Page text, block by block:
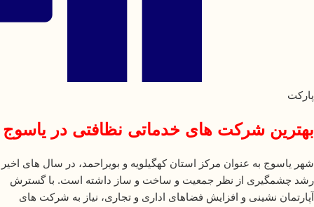
پارکت
بهترین شرکت های خدماتی نظافتی در یاسوج
شهر یاسوج به عنوان مرکز استان کهگیلویه و بویراحمد، در سال های اخیر
رشد چشمگیری از نظر جمعیت و ساخت و ساز داشته است. با گسترش
آپارتمان نشینی و افزایش فضاهای اداری و تجاری، نیاز به شرکت های